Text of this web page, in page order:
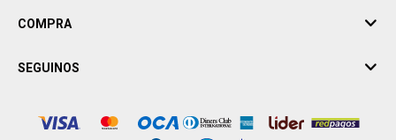
COMPRA
SEGUINOS